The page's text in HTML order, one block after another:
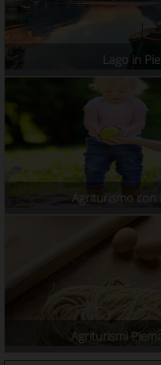
Lago in
Agriturismo con
Agriturismi